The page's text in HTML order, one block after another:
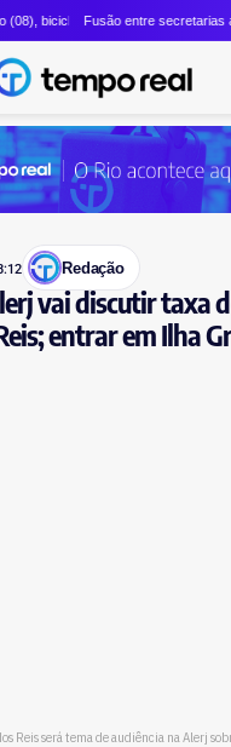
frente de cortes no Instituto Rio
gratuito com 400 vagas ao
Fusão entre secretarias abre
Redação
vai discutir taxa
entrar em Ilha
Reis será tema de audiência na Alerj